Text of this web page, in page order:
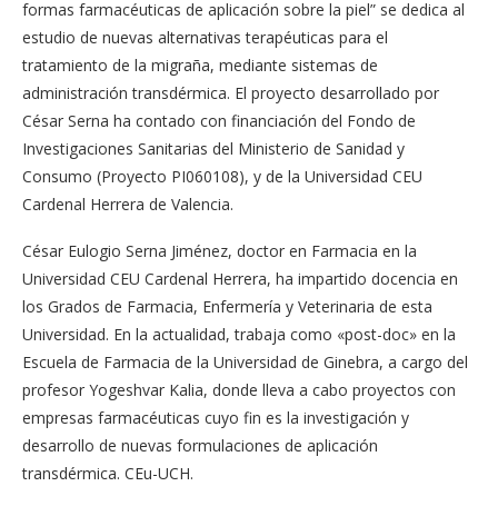
formas farmacéuticas de aplicación sobre la piel” se dedica al
estudio de nuevas alternativas terapéuticas para el
tratamiento de la migraña, mediante sistemas de
administración transdérmica. El proyecto desarrollado por
César Serna ha contado con financiación del Fondo de
Investigaciones Sanitarias del Ministerio de Sanidad y
Consumo (Proyecto PI060108), y de la Universidad CEU
Cardenal Herrera de Valencia.
César Eulogio Serna Jiménez, doctor en Farmacia en la
Universidad CEU Cardenal Herrera, ha impartido docencia en
los Grados de Farmacia, Enfermería y Veterinaria de esta
Universidad. En la actualidad, trabaja como «post-doc» en la
Escuela de Farmacia de la Universidad de Ginebra, a cargo del
profesor Yogeshvar Kalia, donde lleva a cabo proyectos con
empresas farmacéuticas cuyo fin es la investigación y
desarrollo de nuevas formulaciones de aplicación
transdérmica. CEu-UCH.